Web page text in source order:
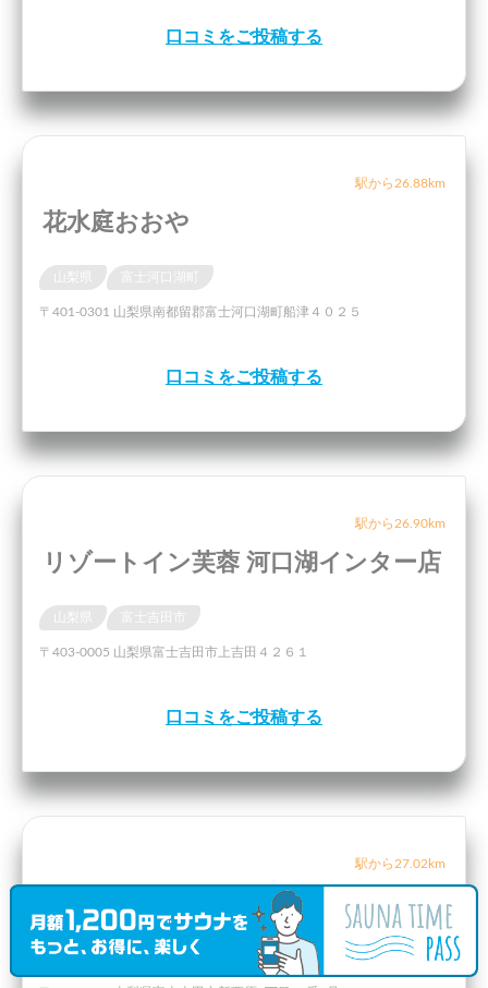
口コミをご投稿する
駅から26.88km
花水庭おおや
山梨県
〒401-0301 山梨県南都留郡富士河口湖町船津４０２５
口コミをご投稿する
駅から26.90km
リゾートイン芙蓉 河口湖インター店
山梨県
〒403-0005 山梨県富士吉田市上吉田４２６１
口コミをご投稿する
駅から27.02km
ふじやま温泉
山梨県 富士吉田市